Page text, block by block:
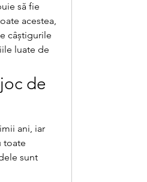
să fie
acestea,
câștigurile
luate de
de
ani, iar
toate
sunt